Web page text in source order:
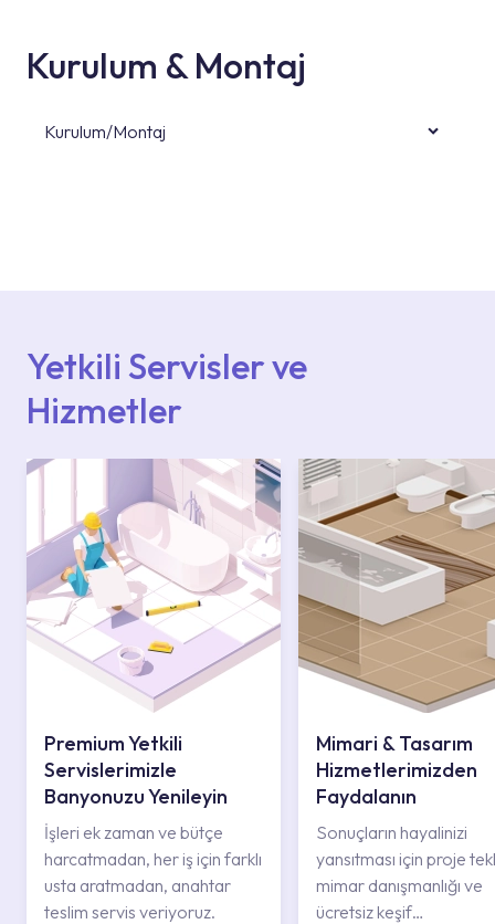
Kurulum & Montaj
Kurulum/Montaj
Yetkili Servisler ve
Hizmetler
Premium Yetkili
Servislerimizle
Banyonuzu Yenileyin
İşleri ek zaman ve bütçe
harcatmadan, her iş için farklı
usta aratmadan, anahtar
teslim servis veriyoruz.
Mimari & Tasarım
Hizmetlerimizden
Faydalanın
Sonuçların hayalinizi
yansıtması için proje
mimar danışmanlığı ve
ücretsiz keşif